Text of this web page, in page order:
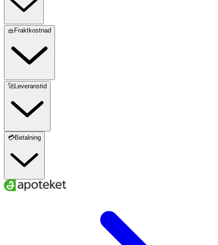
🧺Fraktkostnad
🚀Leveranstid
💳Betalning